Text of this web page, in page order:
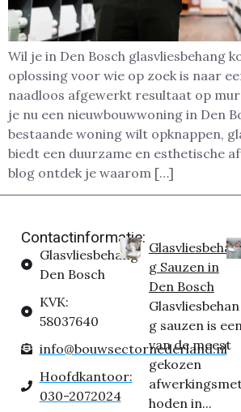
Wil je in Den Bosch glasvliesbehang
oplossing voor wie op zoek is naar
naadloos afgewerkt resultaat op
je nu een nieuwbouwwoning in Den
bestaande woning wilt opknappen,
biedt een duurzame en esthetische
blog ontdek je waarom […]
Contactinformatie:
Glasvliesbehang
Den Bosch
KVK:
58037640
info@bouwsectornederland.nl
Hoofdkantoor:
030-2072024
Glasvliesbehan
g Sauzen in
Den Bosch
Glasvliesbehan
g sauzen is een
van de meest
gekozen
hoden in...